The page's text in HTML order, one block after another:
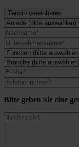
Termin vereinbaren
Bitte geben Sie eine